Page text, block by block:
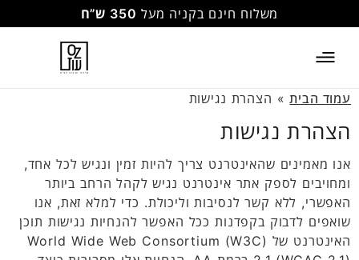
משלוח חינם בקניה מעל 350 ש”ח
עמוד הבית» הצהרת נגישות
הצהרת נגישות
אנו מאמינים שהאינטרנט צריך להיות זמין ונגיש לכל אחד,
ומחויבים לספק אתר אינטרנט נגיש לקהל הרחב ביותר
האפשרי, ללא קשר לנסיבות וליכולת. כדי למלא זאת, אנו
שואפים לדבוק בקפדנות ככל האפשר להנחיות נגישות תוכן
האינטרנט של World Wide Web Consortium (W3C)